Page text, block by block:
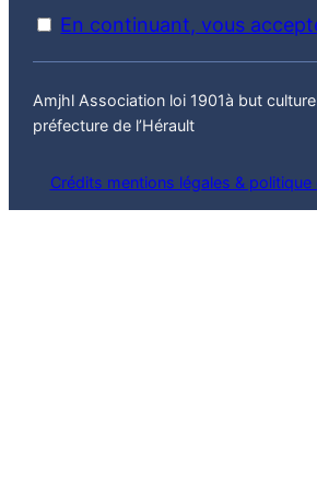
En continuant, vous
Amjhl Association loi 1901à but
préfecture de l’Hérault
Crédits mentions légales &